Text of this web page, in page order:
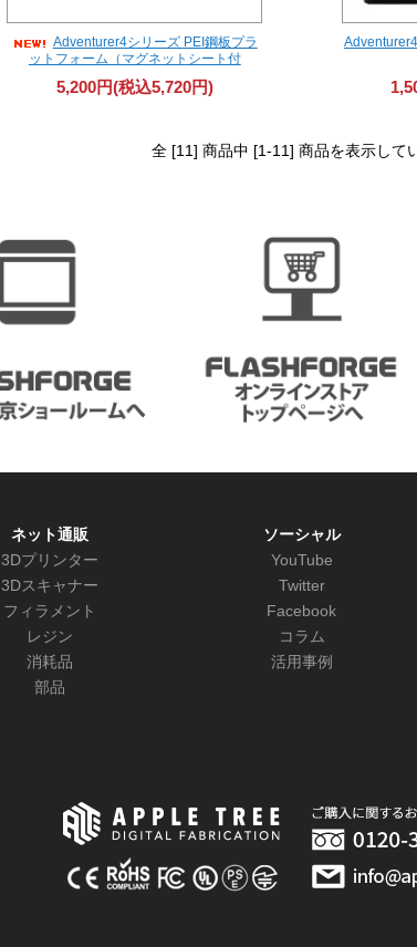
Adventurer4シリーズ PEI鋼板プラ
ットフォーム（マグネットシート付
5,200円(税込5,720円)
全 [11] 商品中 [1-11] 商品を表示して
ネット通販
3Dプリンター
3Dスキャナー
フィラメント
レジン
消耗品
部品
ソーシャル
YouTube
Twitter
Facebook
コラム
活用事例